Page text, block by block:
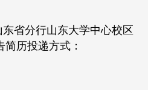
省分行山东大学中心校区
历投递方式：